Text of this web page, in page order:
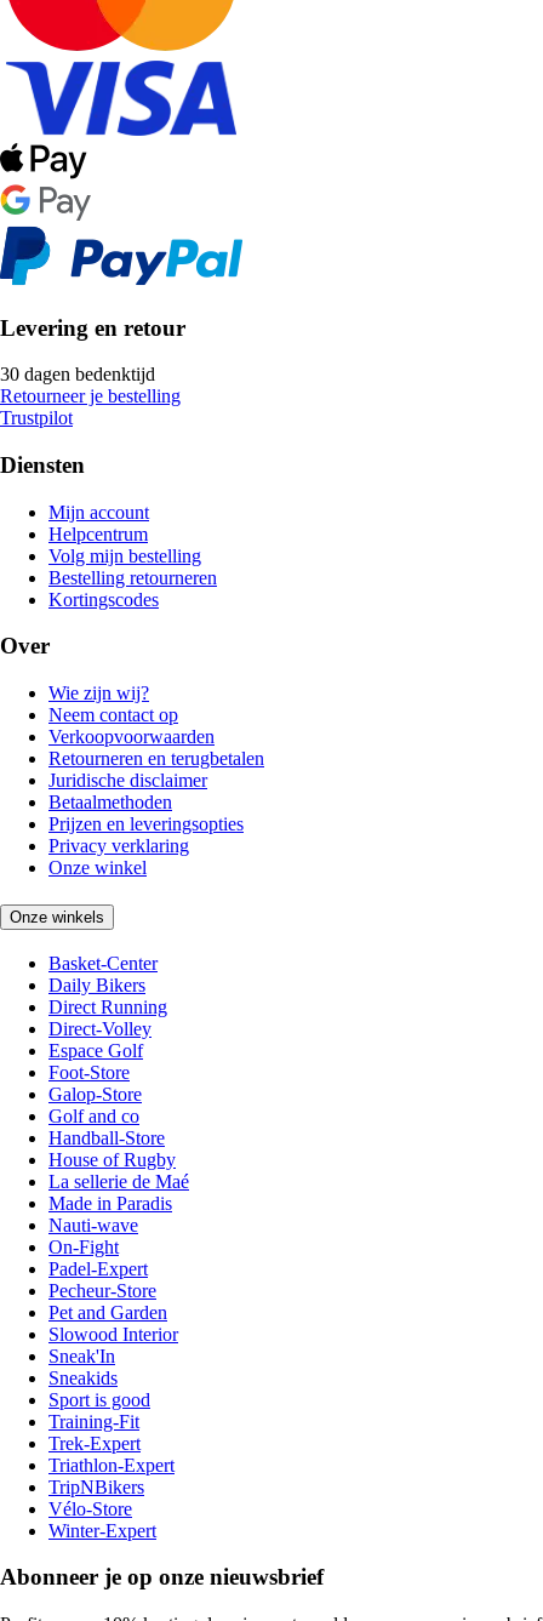
Levering en retour
30 dagen bedenktijd
Retourneer je bestelling
Trustpilot
Diensten
Mijn account
Helpcentrum
Volg mijn bestelling
Bestelling retourneren
Kortingscodes
Over
Wie zijn wij?
Neem contact op
Verkoopvoorwaarden
Retourneren en terugbetalen
Juridische disclaimer
Betaalmethoden
Prijzen en leveringsopties
Privacy verklaring
Onze winkel
Onze winkels
Basket-Center
Daily Bikers
Direct Running
Direct-Volley
Espace Golf
Foot-Store
Galop-Store
Golf and co
Handball-Store
House of Rugby
La sellerie de Maé
Made in Paradis
Nauti-wave
On-Fight
Padel-Expert
Pecheur-Store
Pet and Garden
Slowood Interior
Sneak'In
Sneakids
Sport is good
Training-Fit
Trek-Expert
Triathlon-Expert
TripNBikers
Vélo-Store
Winter-Expert
Abonneer je op onze nieuwsbrief